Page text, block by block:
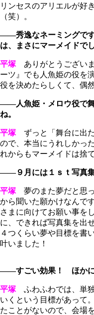
リンセスのアリエルが好
（笑）。
――秀逸なネーミングで
は、まさにマーメイドで
平塚ありがとうござい
ーツ』でも人魚姫の役を
役を決めたらしくて、偶
――人魚姫・メロウ役で
ね。
平塚ずっと「舞台に出た
ので、本当にうれしかっ
れからもマーメイドは捨
――９月には１ｓｔ写真集
平塚夢のまた夢だと思っ
から聞いた願かけなんで
さまに向けてお願い事を
に、できれば写真集を出
４つくらい夢や目標を書
叶いました！
――すごい効果！ ほかに
平塚ふわふわでは、単独
いくという目標があって
たことがないので、会場